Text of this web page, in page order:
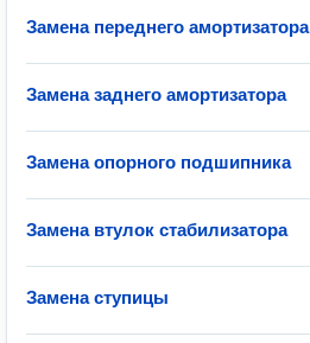
Замена переднего амортизатора
Замена заднего амортизатора
Замена опорного подшипника
Замена втулок стабилизатора
Замена ступицы